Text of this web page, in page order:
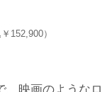
￥152,900）